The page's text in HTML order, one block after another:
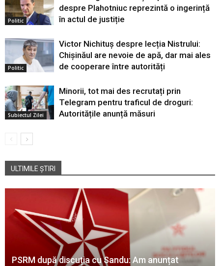
Politic
despre Plahotniuc reprezintă o ingerință
în actul de justiție
Politic
Victor Nichituș despre lecția Nistrului:
Chișinăul are nevoie de apă, dar mai ales
de cooperare între autorități
Subiectul Zilei
Minorii, tot mai des recrutați prin
Telegram pentru traficul de droguri:
Autoritățile anunță măsuri
ULTIMILE ȘTIRI
PSRM după discuția cu Sandu: Am anunțat